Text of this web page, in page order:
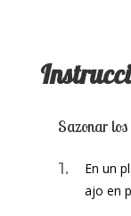
Sazonar los
En un
ajo en